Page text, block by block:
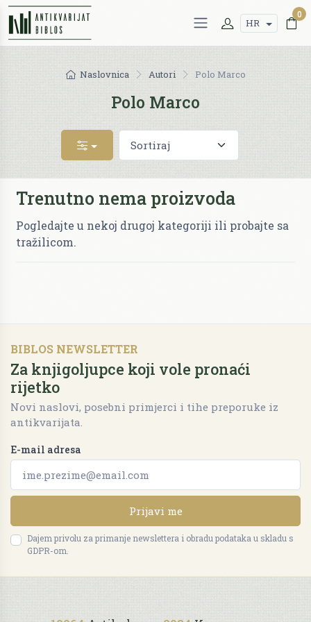
HR
0
Naslovnica Autori Polo Marco
Polo Marco
Trenutno nema proizvoda
Pogledajte u nekoj drugoj kategoriji ili probajte sa
tražilicom.
BIBLOS NEWSLETTER
Za knjigoljupce koji vole pronaći
rijetko
Novi naslovi, posebni primjerci i tihe preporuke iz
antikvarijata.
E-mail adresa
Prijavi me
Dajem privolu za primanje newslettera i obradu podataka u skladu s
GDPR-om.